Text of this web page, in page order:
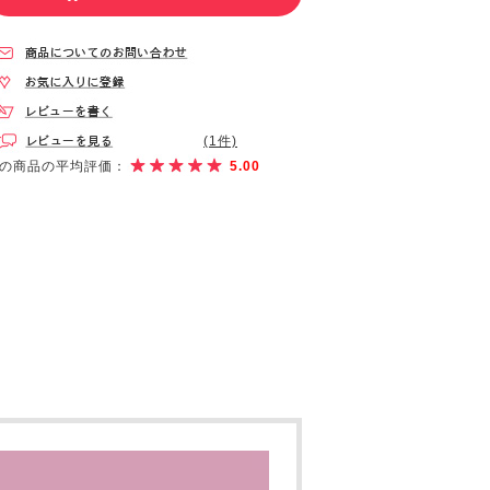
(1件)
商品の平均評価：
5.00